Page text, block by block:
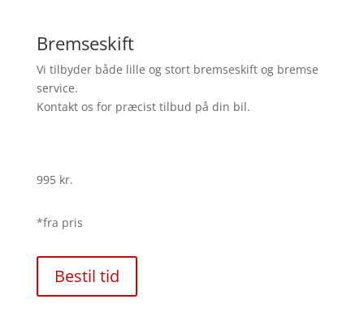
Bremseskift
Vi tilbyder både lille og stort bremseskift og bremse
service.
Kontakt os for præcist tilbud på din bil.
995 kr.
*fra pris
Bestil tid